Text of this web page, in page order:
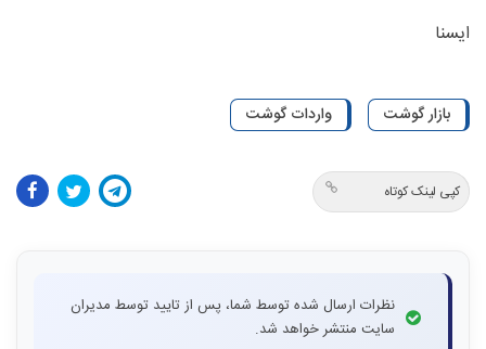
ایسنا
بازار گوشت واردات گوشت
کپی لینک کوتاه
نظرات ارسال شده توسط شما، پس از تایید توسط مدیران
سایت منتشر خواهد شد.